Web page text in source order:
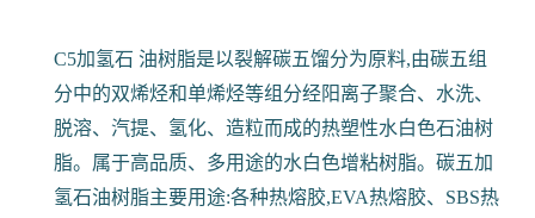
C5加氢石 油树脂是以裂解碳五馏分为原料,由碳五组
分中的双烯烃和单烯烃等组分经阳离子聚合、水洗、
脱溶、汽提、氢化、造粒而成的热塑性水白色石油树
脂。属于高品质、多用途的水白色增粘树脂。碳五加
氢石油树脂主要用途:各种热熔胶,EVA热熔胶、SBS热